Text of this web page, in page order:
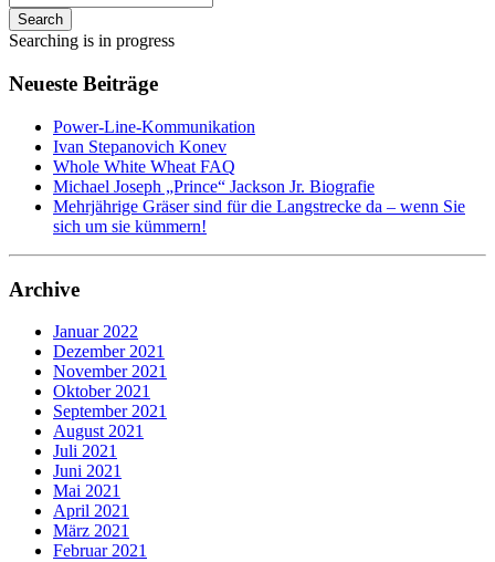
Search
Searching is in progress
Neueste Beiträge
Power-Line-Kommunikation
Ivan Stepanovich Konev
Whole White Wheat FAQ
Michael Joseph „Prince“ Jackson Jr. Biografie
Mehrjährige Gräser sind für die Langstrecke da – wenn Sie
sich um sie kümmern!
Archive
Januar 2022
Dezember 2021
November 2021
Oktober 2021
September 2021
August 2021
Juli 2021
Juni 2021
Mai 2021
April 2021
März 2021
Februar 2021